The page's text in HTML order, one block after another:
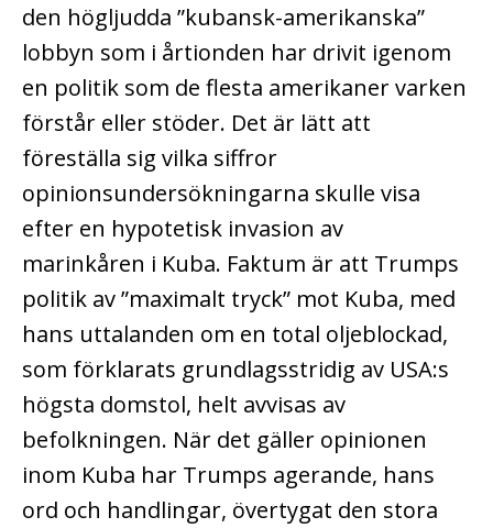
den högljudda ”kubansk-amerikanska”
lobbyn som i årtionden har drivit igenom
en politik som de flesta amerikaner varken
förstår eller stöder. Det är lätt att
föreställa sig vilka siffror
opinionsundersökningarna skulle visa
efter en hypotetisk invasion av
marinkåren i Kuba. Faktum är att Trumps
politik av ”maximalt tryck” mot Kuba, med
hans uttalanden om en total oljeblockad,
som förklarats grundlagsstridig av USA:s
högsta domstol, helt avvisas av
befolkningen. När det gäller opinionen
inom Kuba har Trumps agerande, hans
ord och handlingar, övertygat den stora